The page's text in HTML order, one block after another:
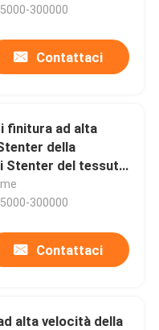
300000
Contattaci
finitura ad alta
della
Stenter del tessuto
del poliestere
300000
Contattaci
alta velocità della